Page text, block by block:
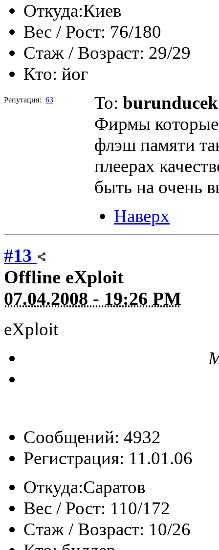
Откуда:Киев
Вес / Рост: 76/180
Стаж / Возраст: 29/29
Кто: йог
Репутация: 63 To: burunducek
Фирмы которые
флэш памяти
плеерах
быть на очень
Наверх
#13
Offline eXploit
07.04.2008 - 19:26 PM
eXploit
Сообщений: 4932
Регистрация: 11.01.06
Откуда:Саратов
Вес / Рост: 110/172
Стаж / Возраст: 10/26